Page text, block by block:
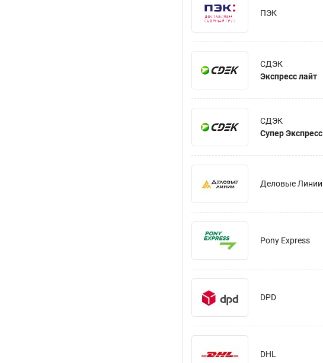
ПЭК
СДЭК
Экспресс лайт
СДЭК
Супер Экспресс
Деловые Линии
Pony Express
DPD
DHL